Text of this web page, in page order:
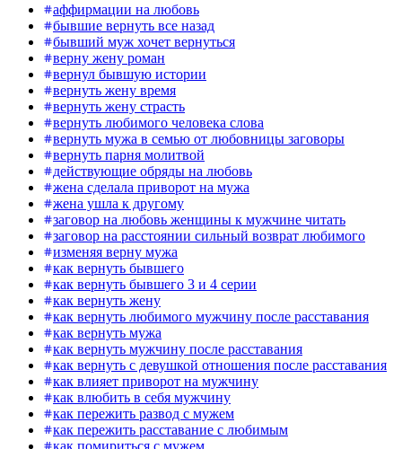
аффирмации на любовь
бывшие вернуть все назад
бывший муж хочет вернуться
верну жену роман
вернул бывшую истории
вернуть жену время
вернуть жену страсть
вернуть любимого человека слова
вернуть мужа в семью от любовницы заговоры
вернуть парня молитвой
действующие обряды на любовь
жена сделала приворот на мужа
жена ушла к другому
заговор на любовь женщины к мужчине читать
заговор на расстоянии сильный возврат любимого
изменяя верну мужа
как вернуть бывшего
как вернуть бывшего 3 и 4 серии
как вернуть жену
как вернуть любимого мужчину после расставания
как вернуть мужа
как вернуть мужчину после расставания
как вернуть с девушкой отношения после расставания
как влияет приворот на мужчину
как влюбить в себя мужчину
как пережить развод с мужем
как пережить расставание с любимым
как помириться с мужем